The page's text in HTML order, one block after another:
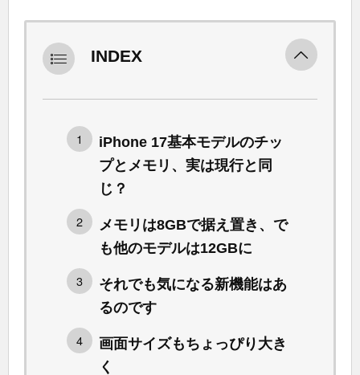
INDEX
iPhone 17基本モデルのチッ
プとメモリ、実は現行と同
じ？
メモリは8GBで据え置き、で
も他のモデルは12GBに
それでも気になる新機能はあ
るのです
画面サイズもちょっぴり大き
く